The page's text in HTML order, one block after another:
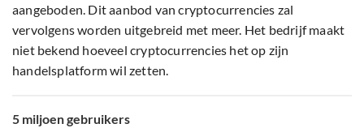
aangeboden. Dit aanbod van cryptocurrencies zal
vervolgens worden uitgebreid met meer. Het bedrijf maakt
niet bekend hoeveel cryptocurrencies het op zijn
handelsplatform wil zetten.
5 miljoen gebruikers